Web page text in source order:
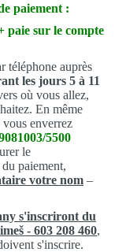
paiement :
paie sur le compte
téléphone auprès
les jours 5 à 11
où vous allez,
En même
enverrez
5500
le
paiement,
votre nom –
s'inscriront du
- 603 208 460,
s'inscrire.